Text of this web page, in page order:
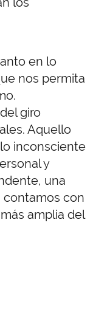
en lo
nos permita
giro
Aquello
inconsciente
y
una
contamos con
amplia del